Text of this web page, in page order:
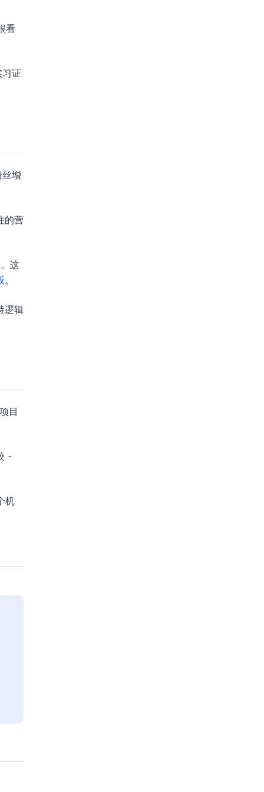
看
证
增
的营
这
。
逻辑
目
-
机